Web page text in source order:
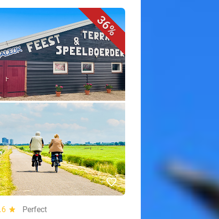
36%
favorite_border
star
Perfect